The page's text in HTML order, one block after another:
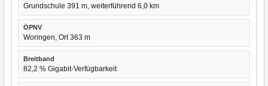
Grundschule 391 m, weiterführend 6,0 km
ÖPNV
Woringen, Ort 363 m
Breitband
82,2 % Gigabit-Verfügbarkeit